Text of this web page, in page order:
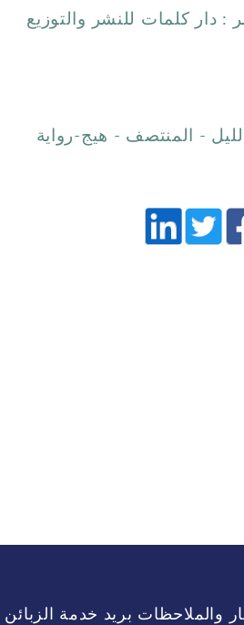
: دار كلمات للنشر والتوزيع
- المنتصف - هيج-رواية
والملاحظات بريد خدمة الزبائن